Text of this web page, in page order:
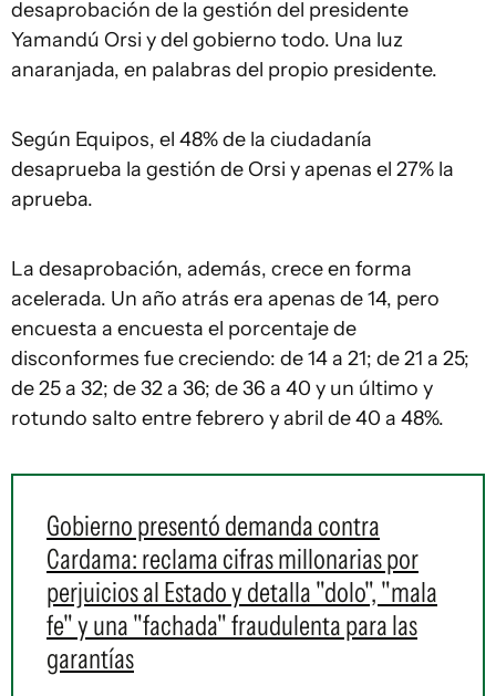
desaprobación de la gestión del presidente
Yamandú Orsi y del gobierno todo. Una luz
anaranjada, en palabras del propio presidente.
Según Equipos, el 48% de la ciudadanía
desaprueba la gestión de Orsi y apenas el 27% la
aprueba.
La desaprobación, además, crece en forma
acelerada. Un año atrás era apenas de 14, pero
encuesta a encuesta el porcentaje de
disconformes fue creciendo: de 14 a 21; de 21 a 25;
de 25 a 32; de 32 a 36; de 36 a 40 y un último y
rotundo salto entre febrero y abril de 40 a 48%.
Gobierno presentó demanda contra
Cardama: reclama cifras millonarias por
perjuicios al Estado y detalla "dolo", "mala
fe" y una "fachada" fraudulenta para las
garantías